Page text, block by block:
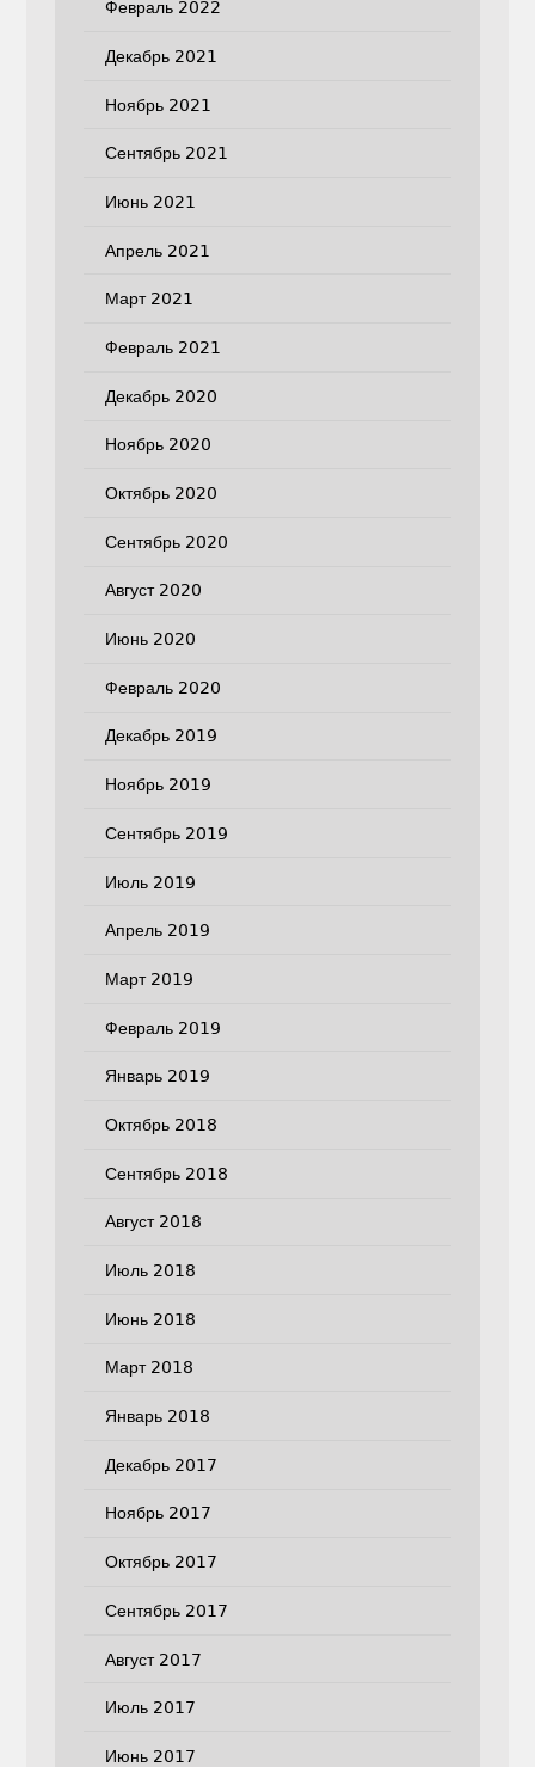
Февраль 2022
Декабрь 2021
Ноябрь 2021
Сентябрь 2021
Июнь 2021
Апрель 2021
Март 2021
Февраль 2021
Декабрь 2020
Ноябрь 2020
Октябрь 2020
Сентябрь 2020
Август 2020
Июнь 2020
Февраль 2020
Декабрь 2019
Ноябрь 2019
Сентябрь 2019
Июль 2019
Апрель 2019
Март 2019
Февраль 2019
Январь 2019
Октябрь 2018
Сентябрь 2018
Август 2018
Июль 2018
Июнь 2018
Март 2018
Январь 2018
Декабрь 2017
Ноябрь 2017
Октябрь 2017
Сентябрь 2017
Август 2017
Июль 2017
Июнь 2017